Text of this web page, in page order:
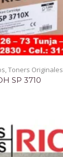
,Toners Originales
SP 3710